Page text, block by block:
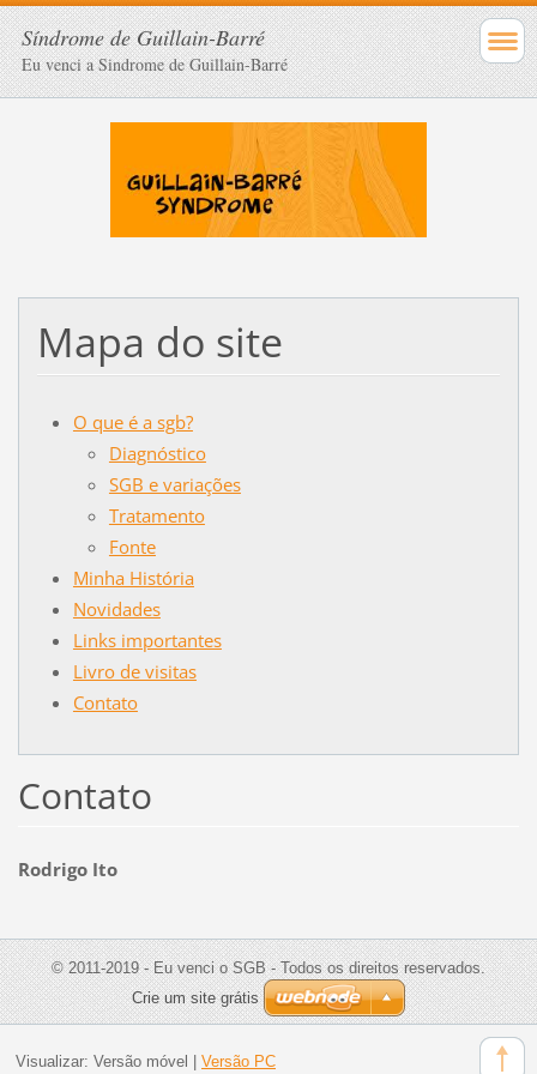
Síndrome de Guillain-Barré
Eu venci a Sindrome de Guillain-Barré
Mapa do site
O que é a sgb?
Diagnóstico
SGB e variações
Tratamento
Fonte
Minha História
Novidades
Links importantes
Livro de visitas
Contato
Contato
Rodrigo Ito
© 2011-2019 - Eu venci o SGB - Todos os direitos reservados.
Crie um site grátis
Visualizar: Versão móvel | Versão PC